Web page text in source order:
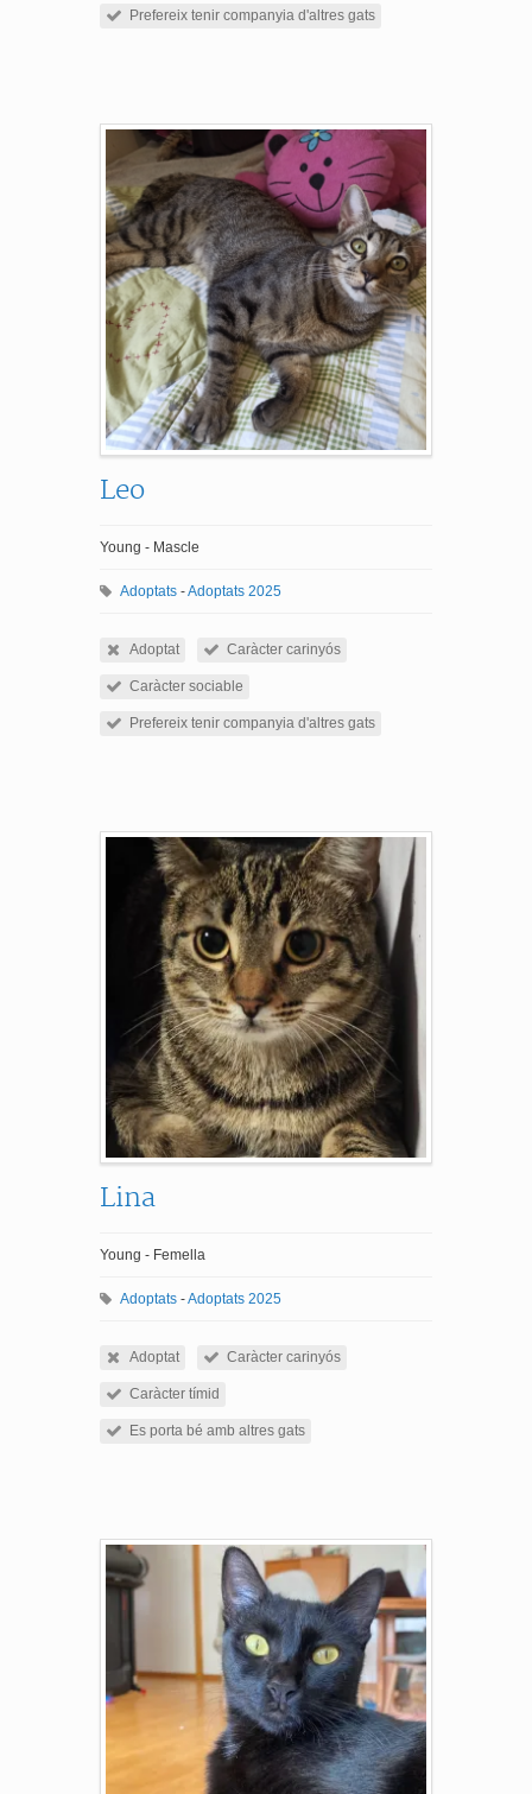
Prefereix tenir companyia d'altres gats
Leo
Young - Mascle
Adoptats -Adoptats 2025
Adoptat Caràcter carinyós
Caràcter sociable
Prefereix tenir companyia d'altres gats
Lina
Young - Femella
Adoptats -Adoptats 2025
Adoptat Caràcter carinyós
Caràcter tímid
Es porta bé amb altres gats